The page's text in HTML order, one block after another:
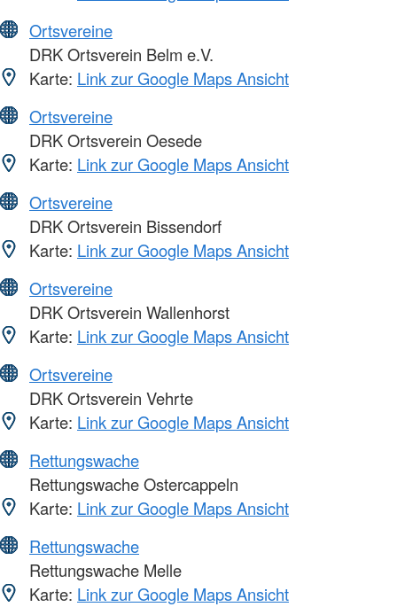
Ortsvereine
DRK Ortsverein Belm e.V.
Karte: Link zur Google Maps Ansicht
Ortsvereine
DRK Ortsverein Oesede
Karte: Link zur Google Maps Ansicht
Ortsvereine
DRK Ortsverein Bissendorf
Karte: Link zur Google Maps Ansicht
Ortsvereine
DRK Ortsverein Wallenhorst
Karte: Link zur Google Maps Ansicht
Ortsvereine
DRK Ortsverein Vehrte
Karte: Link zur Google Maps Ansicht
Rettungswache
Rettungswache Ostercappeln
Karte: Link zur Google Maps Ansicht
Rettungswache
Rettungswache Melle
Karte: Link zur Google Maps Ansicht